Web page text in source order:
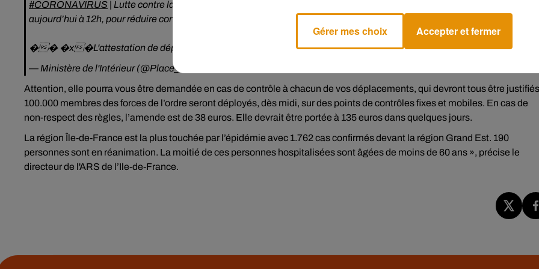
#CORONAVIRUS | Lutte contre la propagation du
aujourd’hui à 12h, pour réduire contacts et déplacements au strict minimum.
��️ �x�L'attestation de déplacement dérogatoire est disponible ici �x0https://t.co/PQVLPdRzUr
— Ministère de l'Intérieur (@Place_Beauvau)
Attention, elle pourra vous être demandée en cas de contrôle à chacun de vos déplacements, qui devront tous être
100.000 membres des forces de l’ordre seront déployés, dès midi, sur des points de contrôles fixes et mobiles. En cas de
non-respect des règles, l’amende est de 38 euros. Elle devrait être portée à 135 euros dans quelques jours.
La région Île-de-France est la plus touchée par l’épidémie avec 1.762 cas confirmés devant la région Grand Est. 190
personnes sont en réanimation. La moitié de ces personnes hospitalisées sont âgées de moins de 60 ans », précise le
directeur de l'ARS de l’Ile-de-France.
Gérer mes choix Accepter et fermer